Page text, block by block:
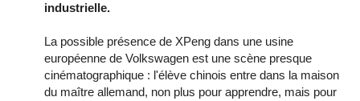
industrielle.
La possible présence de XPeng dans une usine
européenne de Volkswagen est une scène presque
cinématographique : l'élève chinois entre dans la maison
du maître allemand, non plus pour apprendre, mais pour